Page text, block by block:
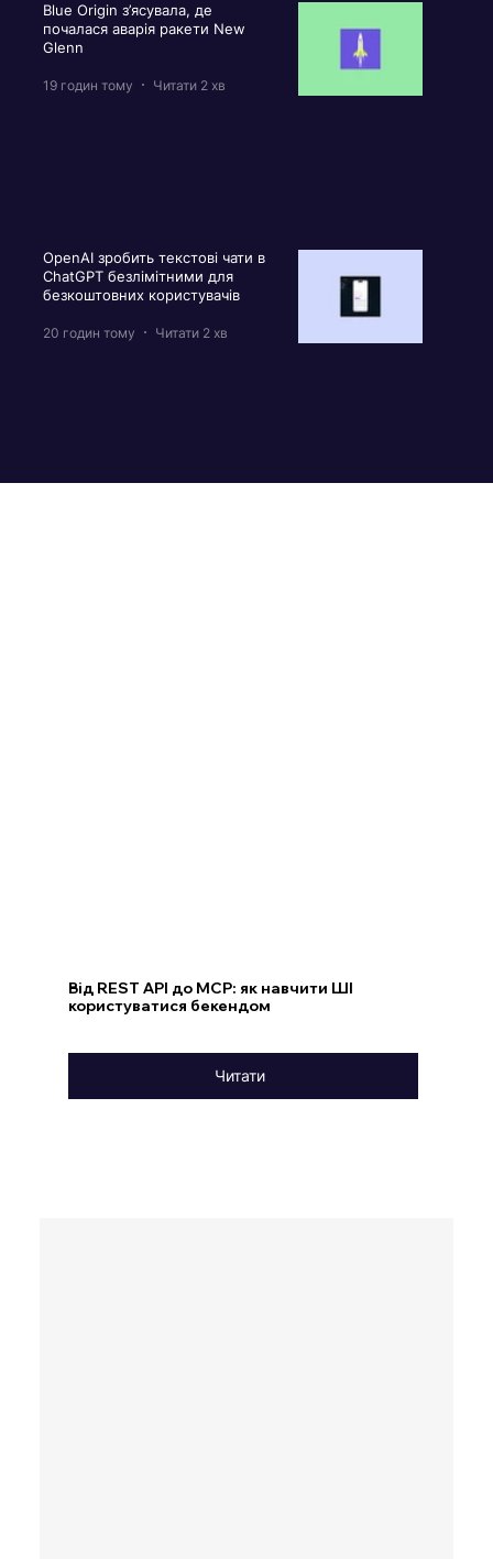
Від REST API до MCP: як навчити ШІ
користуватися бекендом
Читати
Blue Origin з’ясувала, де
почалася аварія ракети New
Glenn
19 годин тому Читати 2 хв
OpenAI зробить текстові чати в
ChatGPT безлімітними для
безкоштовних користувачів
20 годин тому Читати 2 хв